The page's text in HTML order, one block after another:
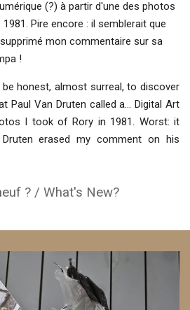
(?) à partir d'une des photos
Pire encore : il semblerait que
mon commentaire sur sa
!
honest, almost surreal, to discover
Paul Van Druten called a... Digital Art
I took of Rory in 1981. Worst: it
erased my comment on his
? / What's New?